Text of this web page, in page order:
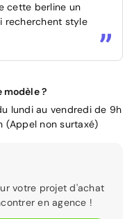
cette berline un
recherchent style
modèle ?
lundi au vendredi de 9h
(Appel non surtaxé)
votre projet d'achat
en agence !